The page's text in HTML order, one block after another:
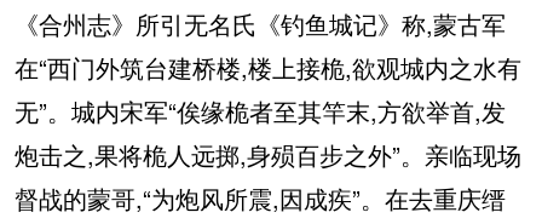
《合州志》所引无名氏《钓鱼城记》称,蒙古军
在“西门外筑台建桥楼,楼上接桅,欲观城内之水有
无”。城内宋军“俟缘桅者至其竿末,方欲举首,发
炮击之,果将桅人远掷,身殒百步之外”。亲临现场
督战的蒙哥,“为炮风所震,因成疾”。在去重庆缙